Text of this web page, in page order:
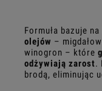
Formuła bazuje na
olejów –
winogron – które
odżywiają zarost.
brodą, eliminując